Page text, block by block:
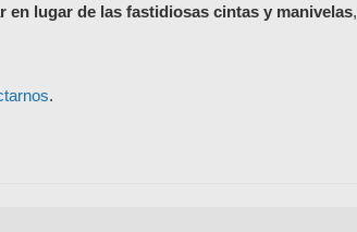
en lugar de las fastidiosas cintas y manivelas,
.